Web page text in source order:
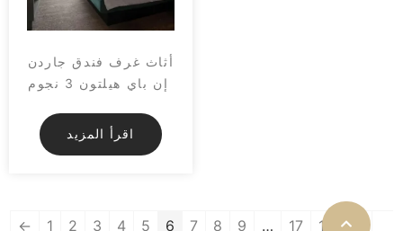
أثاث غرف فندق جاردن
اقرأ المزيد
← 1 2 3 4 5 6 7 8 9 … 17 18
19